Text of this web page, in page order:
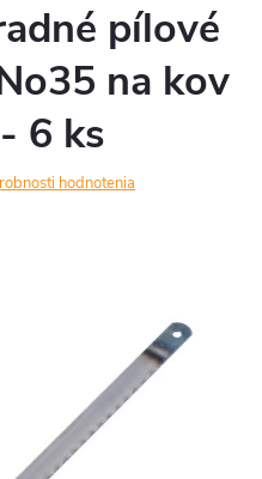
pílové
na kov
6 ks
hodnotenia